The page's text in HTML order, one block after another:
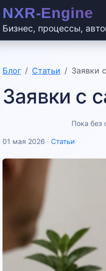
Бизнес, процессы,
Блог Статьи Заявки
Заявки с
Пока без
01 мая 2026 · Статьи